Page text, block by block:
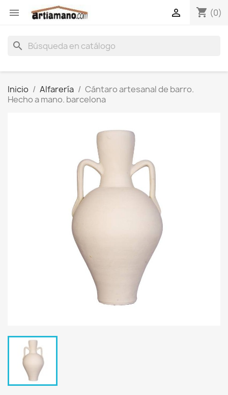
 shopping_cart (0)

search
Inicio Alfarería
Cántaro artesanal de barro.
Hecho a mano. barcelona